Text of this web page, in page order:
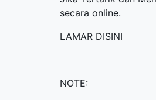
secara online.
LAMAR DISINI
NOTE: